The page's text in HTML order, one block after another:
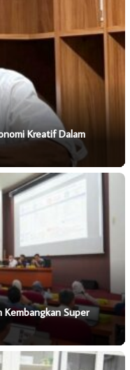
Kreatif Dalam
Kembangkan Super